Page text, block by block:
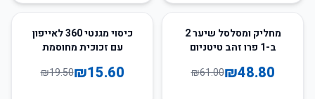
20
מחליק ומסלסל שיער 2
ב-1 פרו זהב טיטניום
₪48.80
₪61.00
20
כיסוי מגנטי 360 לאייפון
עם זכוכית מחוסמת
₪15.60
₪19.50